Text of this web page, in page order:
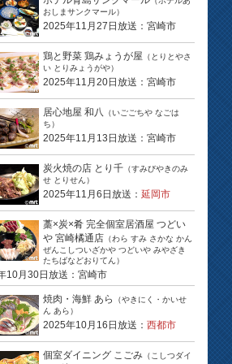
おしまサンクマール）
2025年11月27日放送：宮崎市
鶏と野菜 鶏みょうが屋 （とりとやさ
い とりみょうがや）
2025年11月20日放送：宮崎市
居心地屋 和八 （いごごちや なごは
ち）
2025年11月13日放送：宮崎市
炭火焼の店 とり千 （すみびやきのみ
せ とりせん）
2025年11月6日放送： 延岡市
藁×炭×肴 完全個室居酒屋 つどい
や 宮崎橘通店 （わら すみ さかな かん
ぜんこしついざかや つどいや みやざき
たちばなどおりてん）
10月30日放送：宮崎市
焼肉・海鮮 あら
（やきにく・かいせ
ん あら）
2025年10月16日放送： 西都市
個室ダイニング こごみ （こしつダイ